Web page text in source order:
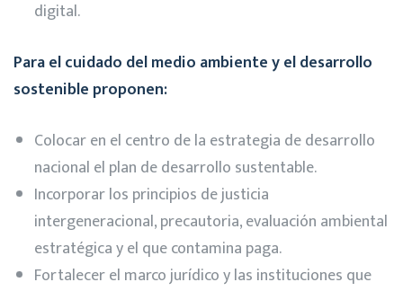
digital.
Para el cuidado del medio ambiente y el desarrollo
sostenible proponen:
Colocar en el centro de la estrategia de desarrollo
nacional el plan de desarrollo sustentable.
Incorporar los principios de justicia
intergeneracional, precautoria, evaluación ambiental
estratégica y el que contamina paga.
Fortalecer el marco jurídico y las instituciones que